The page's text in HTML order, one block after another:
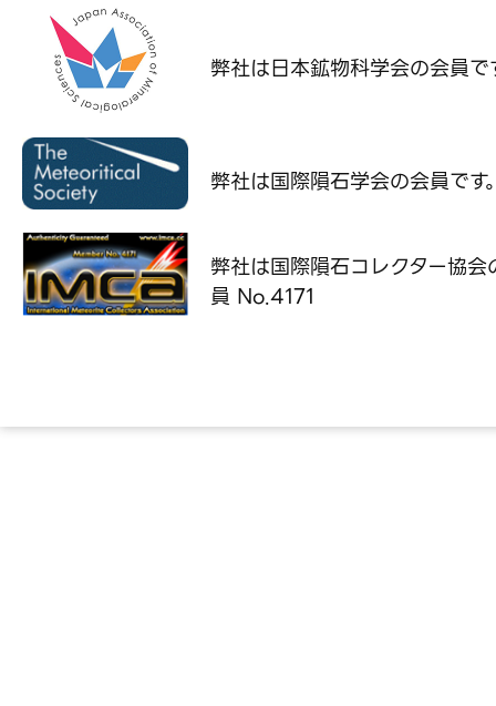
弊社は日本鉱物科学会の会員で
弊社は国際隕石学会の会員です
弊社は国際隕石コレクター協会
員 No.4171